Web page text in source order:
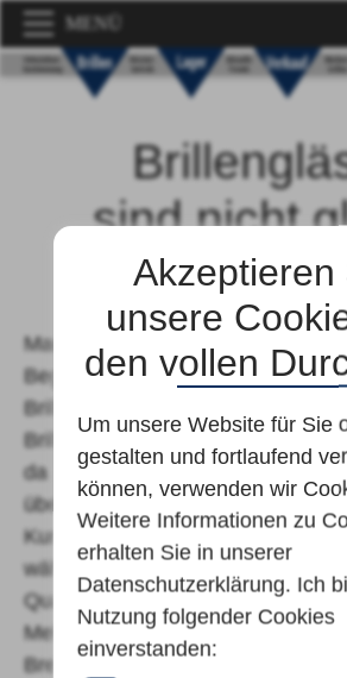
Akzeptieren
unsere
den vollen
Um unsere Website für Sie
gestalten und fortlaufend
können, verwenden wir
Weitere Informationen zu
erhalten Sie in unserer
Datenschutzerklärung. Ich
Nutzung folgender Cookies
einverstanden:
MENÜ
sind nicht
Man spricht von Gläsern, jedoch
Begriff nicht gleich das
Brillengläser bestehen.
Brillengläser bestehen
da dieses Material aufgrund
überzeugt. Bei uns können Sie
Kunststoff- und mineralischen
wählen. Auch unter den
Qualitätsunterschiede
Mehrstärkengläsern. Der
Brechungsindex beschreibt